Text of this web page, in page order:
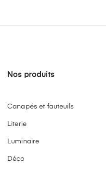
Nos produits
Canapés et fauteuils
Literie
Luminaire
Déco